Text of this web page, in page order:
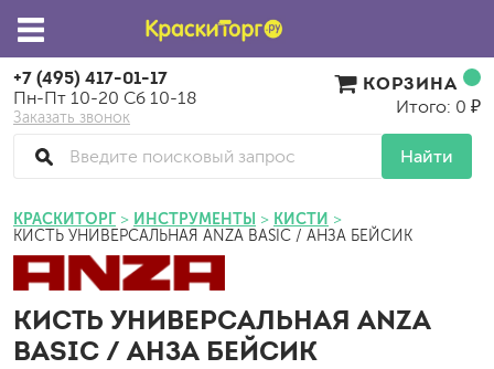
+7 (495) 417-01-17
Пн-Пт 10-20 Сб 10-18
Заказать звонок
Найти
КОРЗИНА
Итого: 0 ₽
КРАСКИТОРГ ИНСТРУМЕНТЫ КИСТИ
КИСТЬ УНИВЕРСАЛЬНАЯ ANZA BASIC / АНЗА БЕЙСИК
КИСТЬ УНИВЕРСАЛЬНАЯ ANZA
BASIC / АНЗА БЕЙСИК